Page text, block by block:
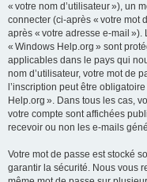
« votre nom d’utilisateur »), un
connecter (ci-après « votre mot
après « votre adresse e-mail
« Windows Help.org » sont
applicables dans le pays qui
nom d’utilisateur, votre mot de
l’inscription peut être
Help.org ». Dans tous les cas,
votre compte sont affichées
recevoir ou non les e-mails
Votre mot de passe est stocké
garantir la sécurité. Nous vous